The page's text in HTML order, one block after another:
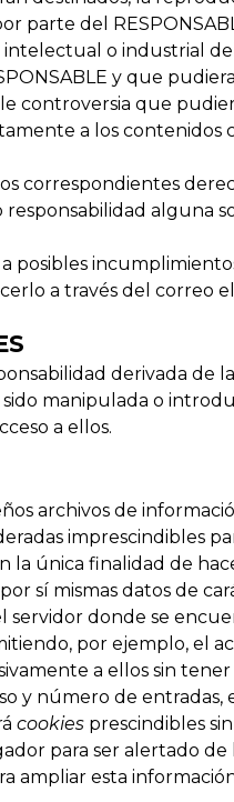
parte del
o industrial
y que
controversia que
a los contenidos
correspondientes
posibles
a través del correo
derivada
manipulada o
a ellos.
archivos de
imprescindibles
única finalidad de
sí mismas datos de
servidor donde se
por ejemplo, el
a ellos sin
y número de entradas,
cookies prescindibles
para ser alertado
ampliar esta